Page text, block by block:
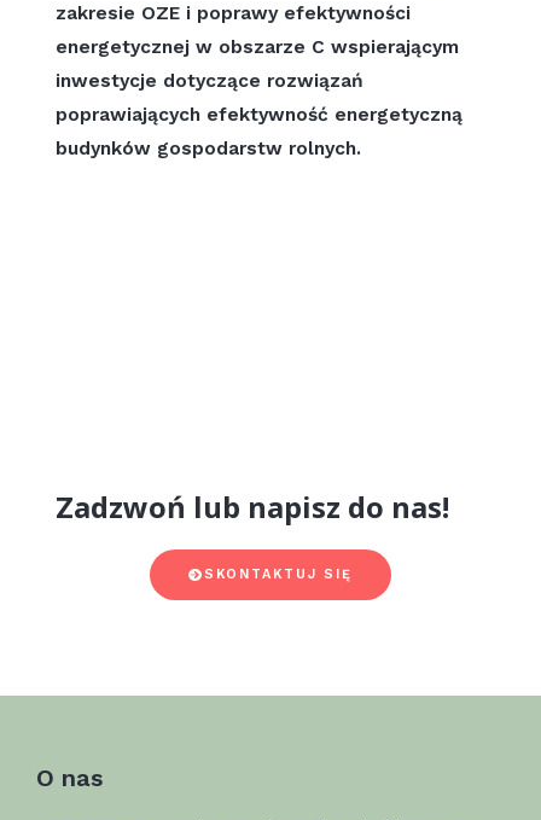
zakresie OZE i poprawy efektywności
energetycznej w obszarze C wspierającym
inwestycje dotyczące rozwiązań
poprawiających efektywność energetyczną
budynków gospodarstw rolnych.
Zadzwoń lub napisz do nas!
SKONTAKTUJ SIĘ
O nas